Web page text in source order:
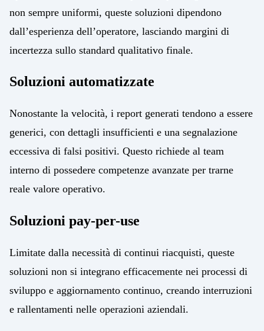
non sempre uniformi, queste soluzioni dipendono
dall’esperienza dell’operatore, lasciando margini di
incertezza sullo standard qualitativo finale.
Soluzioni automatizzate
Nonostante la velocità, i report generati tendono a essere
generici, con dettagli insufficienti e una segnalazione
eccessiva di falsi positivi. Questo richiede al team
interno di possedere competenze avanzate per trarne
reale valore operativo.
Soluzioni pay-per-use
Limitate dalla necessità di continui riacquisti, queste
soluzioni non si integrano efficacemente nei processi di
sviluppo e aggiornamento continuo, creando interruzioni
e rallentamenti nelle operazioni aziendali.